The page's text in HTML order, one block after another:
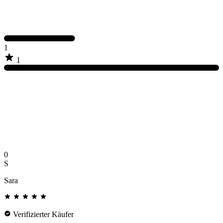
1
1
0
S
Sara
Verifizierter Käufer